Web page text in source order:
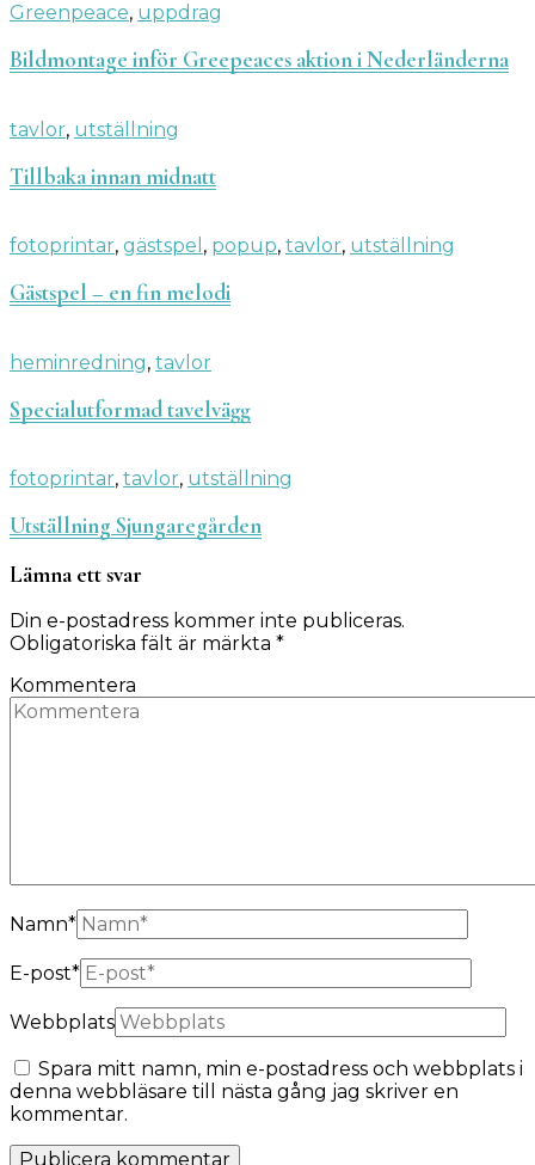
Greenpeace, uppdrag
Bildmontage inför Greepeaces aktion i Nederländerna
tavlor, utställning
Tillbaka innan midnatt
fotoprintar, gästspel , popup, tavlor, utställning
Gästspel – en fin melodi
heminredning, tavlor
Specialutformad tavelvägg
fotoprintar, tavlor, utställning
Utställning Sjungaregården
Lämna ett svar
Din e-postadress kommer inte publiceras.
Obligatoriska fält är märkta *
Kommentera
Namn*
E-post*
Webbplats
Spara mitt namn, min e-postadress och webbplats i
denna webbläsare till nästa gång jag skriver en
kommentar.